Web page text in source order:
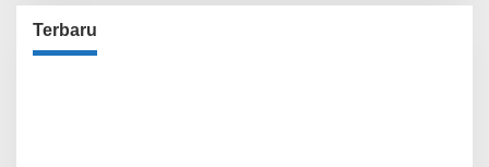
Terbaru